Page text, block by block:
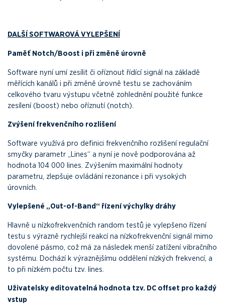
DALŠÍ SOFTWAROVÁ VYLEPŠENÍ
Paměť Notch/Boost i při změně úrovně
Software nyní umí zesílit či oříznout řídící signál na základě
měřících kanálů i při změně úrovně testu se zachováním
celkového tvaru výstupu včetně zohlednění použité funkce
zesílení (boost) nebo oříznutí (notch).
Zvýšení frekvenčního rozlišení
Software využívá pro definici frekvenčního rozlišení regulační
smyčky parametr „Lines“ a nyní je nově podporována až
hodnota 104 000 lines. Zvýšením maximální hodnoty
parametru, zlepšuje ovládání rezonance i při vysokých
úrovních.
Vylepšené „Out-of-Band“ řízení výchylky dráhy
Hlavně u nízkofrekvenčních random testů je vylepšeno řízení
testu s výrazně rychlejší reakcí na nízkofrekvenční signál mimo
dovolené pásmo, což má za následek menší zatížení vibračního
systému. Dochází k výraznějšímu oddělení nízkých frekvencí, a
to při nízkém počtu tzv. lines.
Uživatelsky editovatelná hodnota tzv. DC offset pro každý
vstup